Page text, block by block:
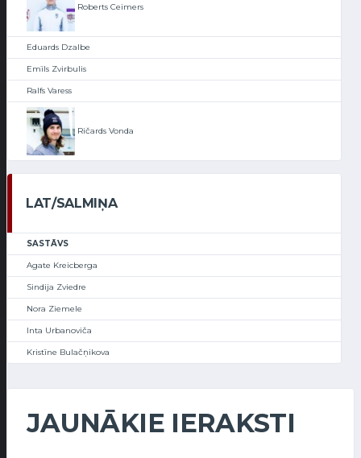
Roberts Ceimers
Eduards Dzalbe
Emīls Zvirbulis
Ralfs Varess
Ričards Vonda
LAT/SALMIŅA
SASTĀVS
Agate Kreicberga
Sindija Zviedre
Nora Ziemele
Inta Urbanoviča
Kristīne Bulačņikova
JAUNĀKIE IERAKSTI